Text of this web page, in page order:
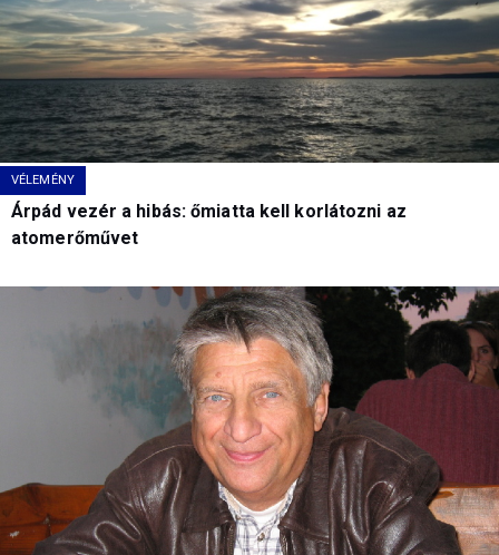
VÉLEMÉNY
Árpád vezér a hibás: őmiatta kell korlátozni az
atomerőművet